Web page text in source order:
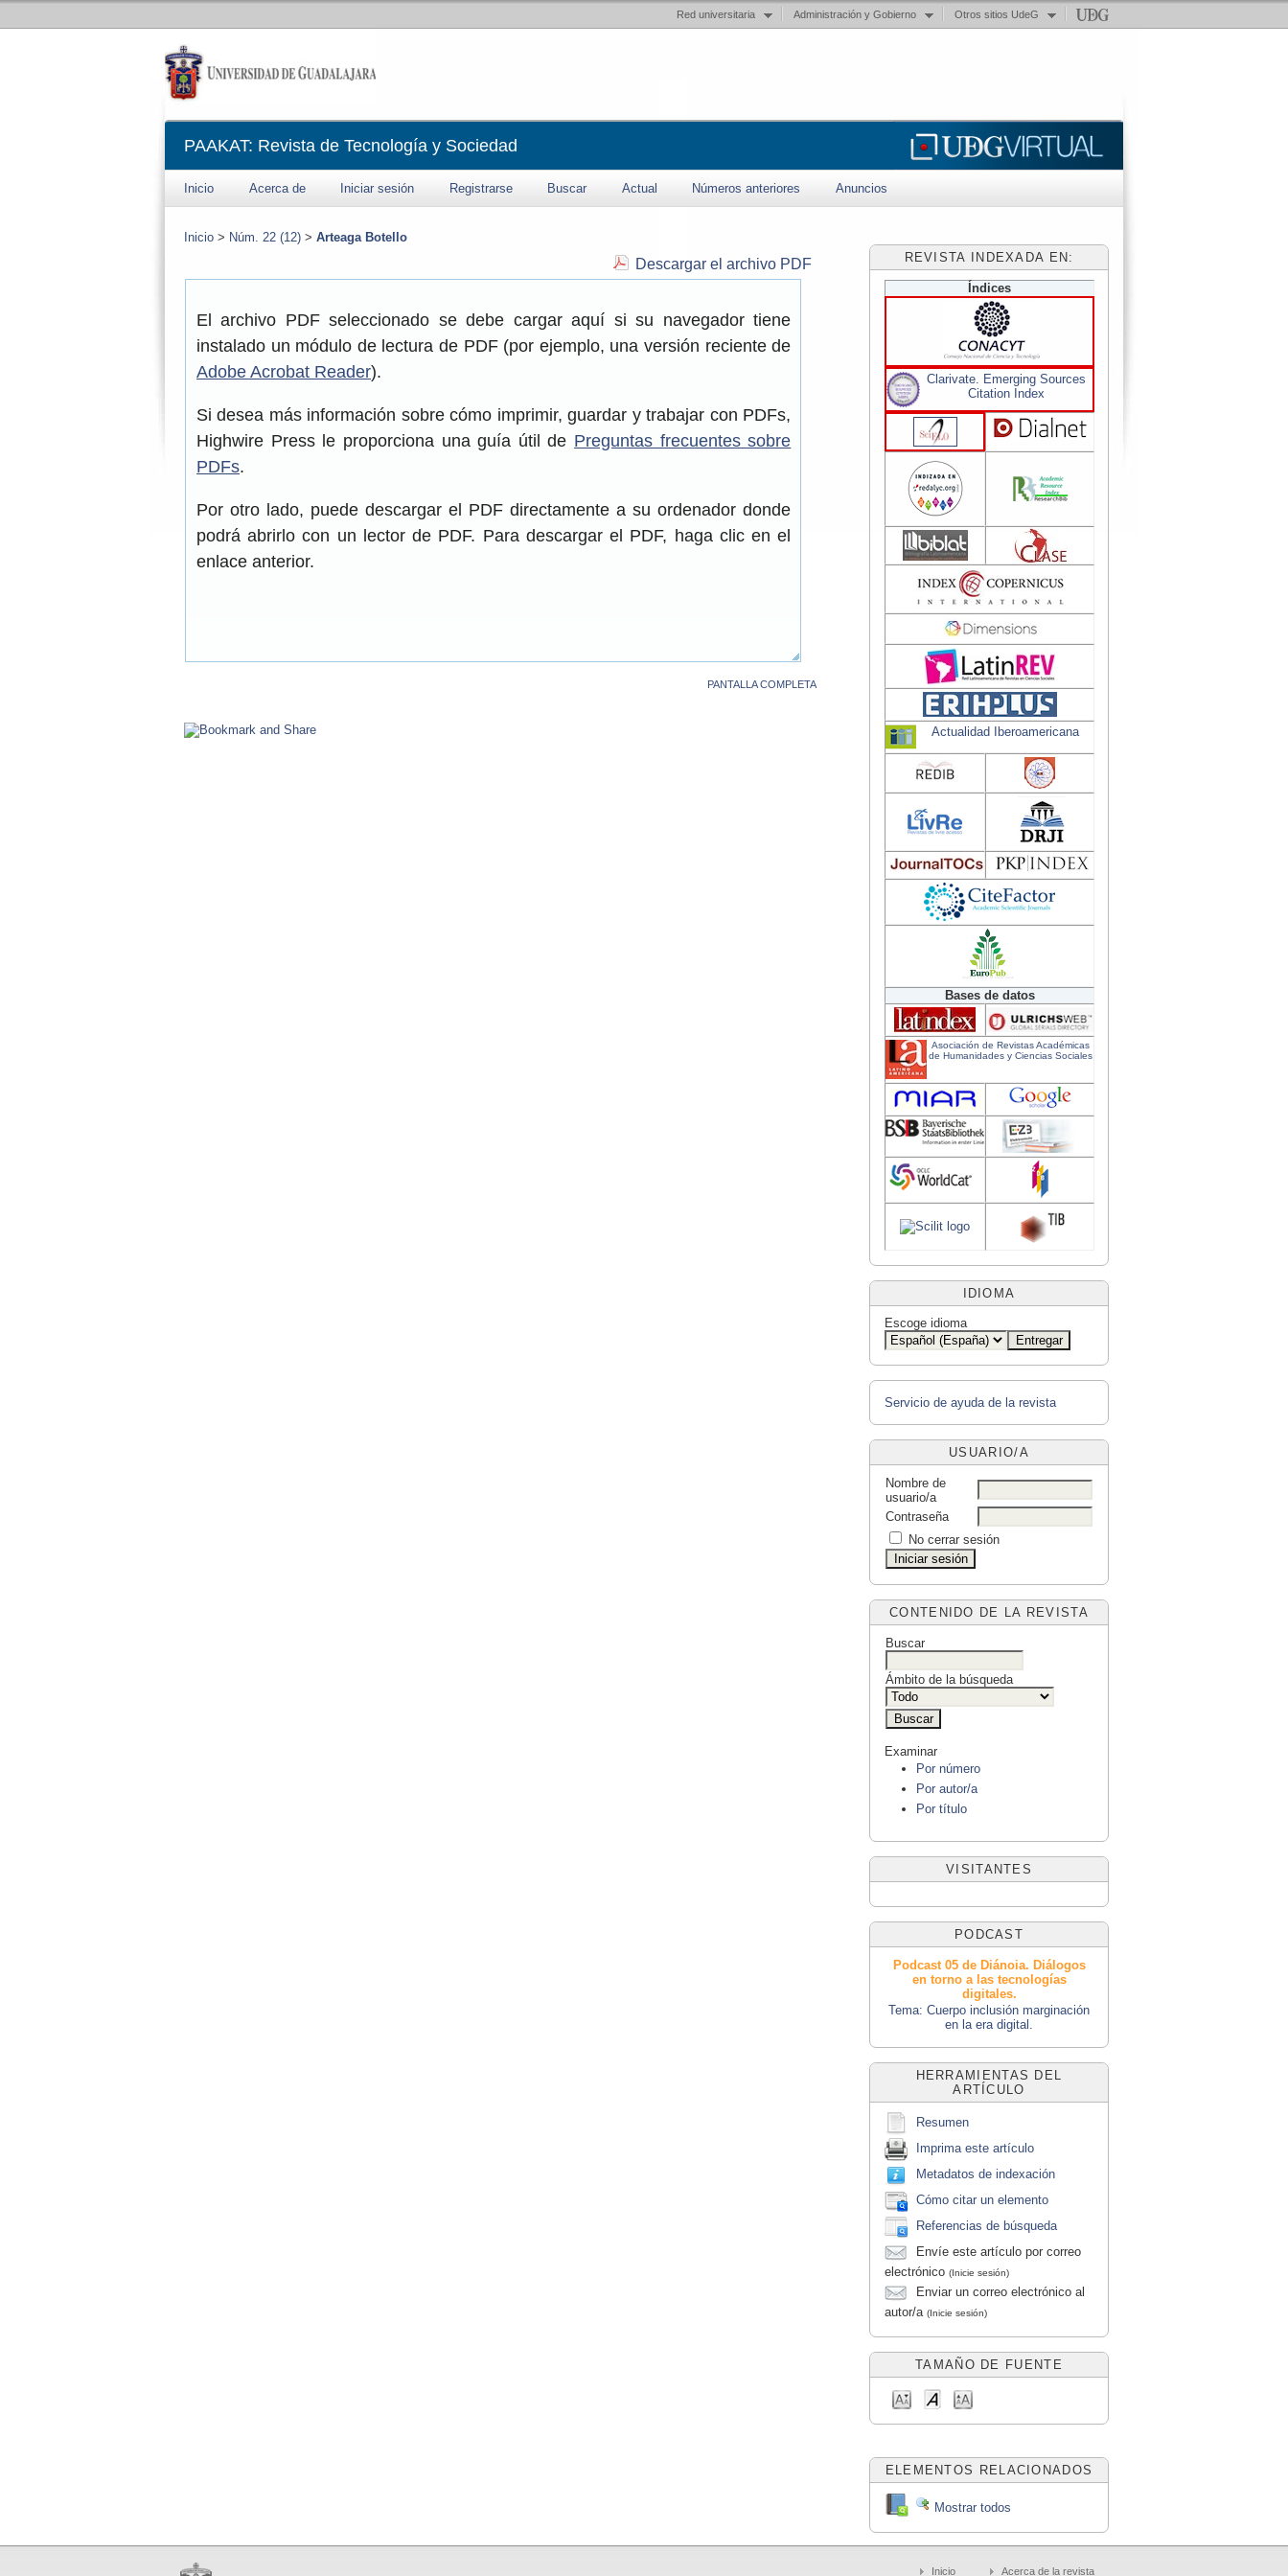
Red universitaria Administración y Gobierno Otros sitios UdeG
PAAKAT: Revista de Tecnología y Sociedad
REVISTA INDEXADA EN:
Índices
Clarivate. Emerging Sources
Citation Index
Actualidad Iberoamericana
Bases de datos
Asociación de Revistas Académicas
de Humanidades y Ciencias Sociales
IDIOMA
Escoge idioma
Servicio de ayuda de la revista
USUARIO/A
Nombre de
usuario/a
Contraseña
No cerrar sesión
CONTENIDO DE LA REVISTA
Buscar
Ámbito de la búsqueda
Examinar
Por número
Por autor/a
Por título
VISITANTES
PODCAST
Podcast 05 de Diánoia. Diálogos
en torno a las tecnologías
digitales.
Tema: Cuerpo inclusión marginación
en la era digital.
HERRAMIENTAS DEL
ARTÍCULO
Resumen
Imprima este artículo
Metadatos de indexación
Cómo citar un elemento
Referencias de búsqueda
Envíe este artículo por correo
electrónico (Inicie sesión)
Enviar un correo electrónico al
autor/a (Inicie sesión)
TAMAÑO DE FUENTE
ELEMENTOS RELACIONADOS
Mostrar todos
Inicio Acerca de Iniciar sesión Registrarse Buscar Actual Números anteriores Anuncios
Inicio > Núm. 22 (12) > Arteaga Botello
Descargar el archivo PDF
El archivo PDF seleccionado se debe cargar aquí si su navegador tiene
instalado un módulo de lectura de PDF (por ejemplo, una versión reciente de
Adobe Acrobat Reader).
Si desea más información sobre cómo imprimir, guardar y trabajar con PDFs,
Highwire Press le proporciona una guía útil de Preguntas frecuentes sobre
PDFs.
Por otro lado, puede descargar el PDF directamente a su ordenador donde
podrá abrirlo con un lector de PDF. Para descargar el PDF, haga clic en el
enlace anterior.
PANTALLA COMPLETA
Acerca de la revista
Inicio